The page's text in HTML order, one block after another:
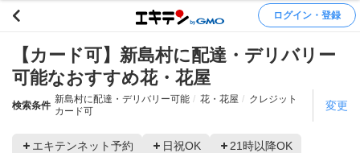
ログイン・登録
【カード可】新島村に配達・デリバリー
可能なおすすめ花・花屋
検索条件
新島村に配達・デリバリー可能 花・花屋
クレジット
カード可
変更
エキテンネット予約 日祝OK 21時以降OK